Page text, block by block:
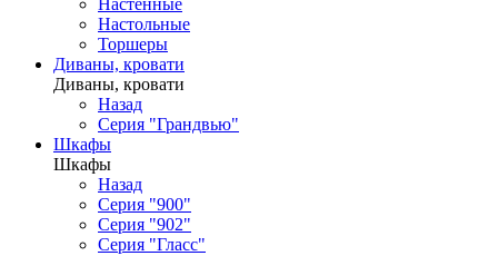
Настенные
Настольные
Торшеры
Диваны, кровати
Диваны, кровати
Назад
Серия "Грандвью"
Шкафы
Шкафы
Назад
Серия "900"
Серия "902"
Серия "Гласс"